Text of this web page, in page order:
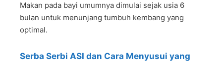
Makan pada bayi umumnya dimulai sejak usia 6
bulan untuk menunjang tumbuh kembang yang
optimal.
Serba Serbi ASI dan Cara Menyusui yang